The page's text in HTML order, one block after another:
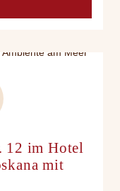
12 im Hotel
mit